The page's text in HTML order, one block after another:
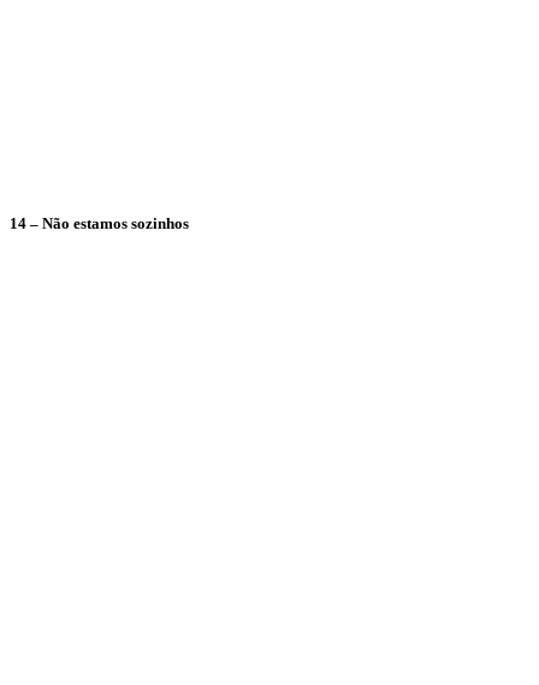
14 – Não estamos sozinhos